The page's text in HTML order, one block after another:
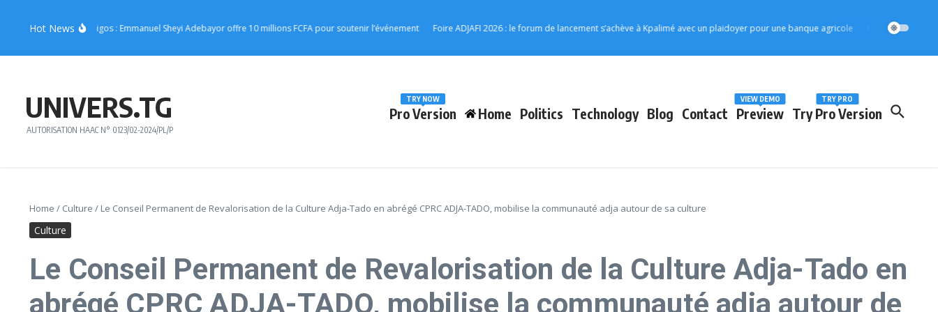
Hot News
de Joachin Migos : Emmanuel Sheyi Adebayor offre 10 millions FCFA pour soutenir l’événement Foire ADJAFI 2026 : le forum de lancement s’achève à Kpalimé avec un plaidoyer pour une banque agricole Protection de l’enfance :
UNIVERS.TG
AUTORISATION HAAC N° 0123/02-2024/PL/P
Pro Version
TRY NOW
Home Politics Technology Blog Contact Preview
VIEW DEMO
Try Pro Version
TRY PRO
Home / Culture / Le Conseil Permanent de Revalorisation de la Culture Adja-Tado en abrégé CPRC ADJA-TADO, mobilise la communauté adja autour de sa culture
Culture
Le Conseil Permanent de Revalorisation de la Culture Adja-Tado en
abrégé CPRC ADJA-TADO, mobilise la communauté adja autour de